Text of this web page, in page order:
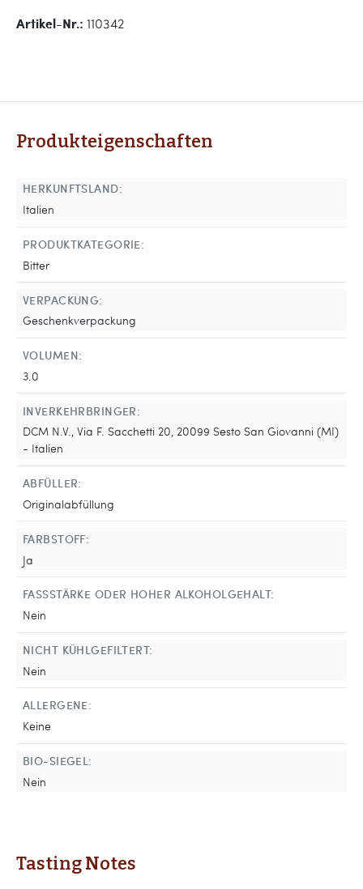
Artikel-Nr.: 110342
Produkteigenschaften
HERKUNFTSLAND:
Italien
PRODUKTKATEGORIE:
Bitter
VERPACKUNG:
Geschenkverpackung
VOLUMEN:
3.0
INVERKEHRBRINGER:
DCM N.V., Via F. Sacchetti 20, 20099 Sesto San Giovanni (MI)
- Italien
ABFÜLLER:
Originalabfüllung
FARBSTOFF:
Ja
FASSSTÄRKE ODER HOHER ALKOHOLGEHALT:
Nein
NICHT KÜHLGEFILTERT:
Nein
ALLERGENE:
Keine
BIO-SIEGEL:
Nein
Tasting Notes